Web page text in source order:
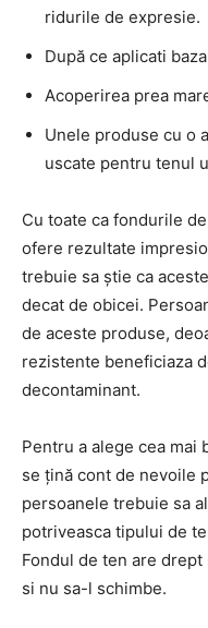
ridurile de expresie.
După ce aplicati
Acoperirea prea
Unele produse cu o
uscate pentru tenul
Cu toate ca fondurile
ofere rezultate
trebuie sa știe ca
decat de obicei.
de aceste produse,
rezistente beneficiaza
decontaminant.
Pentru a alege cea mai
se țină cont de nevoile
persoanele trebuie sa
potriveasca tipului de
Fondul de ten are
si nu sa-l schimbe.